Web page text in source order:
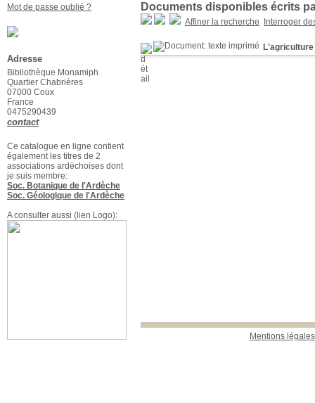
Documents disponibles écrits
Affiner la recherche Interroger
Mentions légales
Mot de passe oublié ?
Adresse
Bibliothèque Monamiph
Quartier Chabrières
07000 Coux
France
0475290439
contact
Ce catalogue en ligne contient
également les titres de 2
associations ardèchoises dont
je suis membre:
Soc. Botanique de l'Ardèche
Soc. Géologique de l'Ardèche
A consulter aussi (lien Logo):